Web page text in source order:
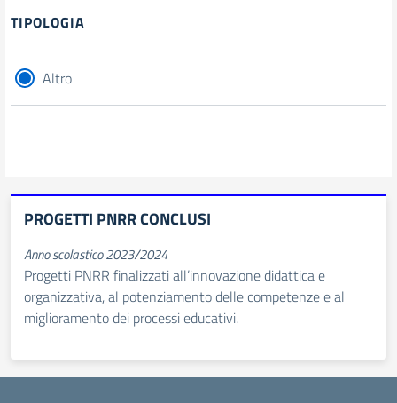
Filtri
TIPOLOGIA
Altro
PROGETTI PNRR CONCLUSI
Anno scolastico 2023/2024
Progetti PNRR finalizzati all’innovazione didattica e
organizzativa, al potenziamento delle competenze e al
miglioramento dei processi educativi.